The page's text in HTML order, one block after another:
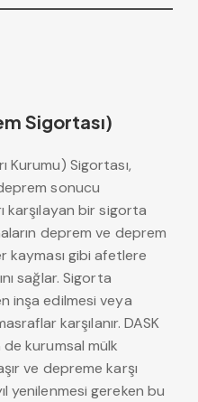
Sigortası)
Kurumu) Sigortası,
sonucu
karşılayan bir sigorta
deprem ve deprem
kayması gibi afetlere
sağlar. Sigorta
inşa edilmesi veya
karşılanır. DASK
kurumsal mülk
ve depreme karşı
yenilenmesi gereken bu